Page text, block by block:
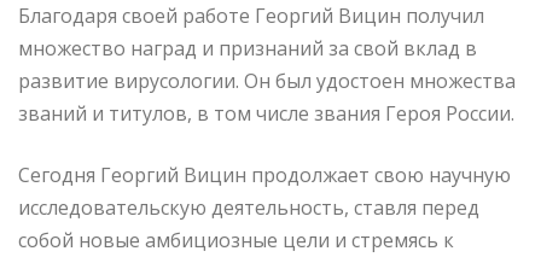
Благодаря своей работе Георгий Вицин получил
множество наград и признаний за свой вклад в
развитие вирусологии. Он был удостоен множества
званий и титулов, в том числе звания Героя России.
Сегодня Георгий Вицин продолжает свою научную
исследовательскую деятельность, ставля перед
собой новые амбициозные цели и стремясь к